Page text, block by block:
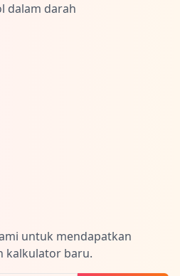
dalam darah
untuk mendapatkan
kalkulator baru.